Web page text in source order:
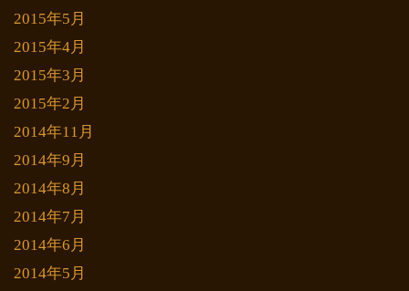
2015年5月
2015年4月
2015年3月
2015年2月
2014年11月
2014年9月
2014年8月
2014年7月
2014年6月
2014年5月